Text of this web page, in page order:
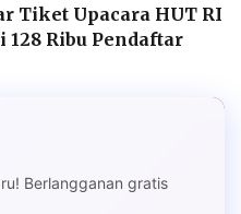
Tiket Upacara HUT RI
Ribu Pendaftar
Berlangganan gratis